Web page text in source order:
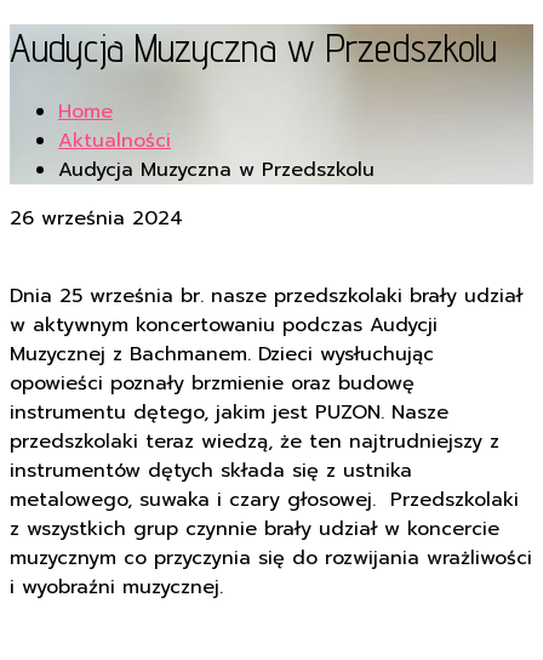
Audycja Muzyczna w Przedszkolu
Home
Aktualności
Audycja Muzyczna w Przedszkolu
26 września 2024
Dnia 25 września br. nasze przedszkolaki brały udział
w aktywnym koncertowaniu podczas Audycji
Muzycznej z Bachmanem. Dzieci wysłuchując
opowieści poznały brzmienie oraz budowę
instrumentu dętego, jakim jest PUZON. Nasze
przedszkolaki teraz wiedzą, że ten najtrudniejszy z
instrumentów dętych składa się z ustnika
metalowego, suwaka i czary głosowej. Przedszkolaki
z wszystkich grup czynnie brały udział w koncercie
muzycznym co przyczynia się do rozwijania wrażliwości
i wyobraźni muzycznej.